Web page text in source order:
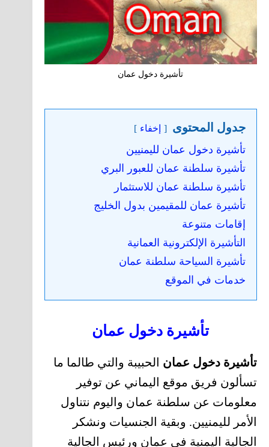
تأشيرة دخول عمان
جدول المحتوى إخفاء
تأشيرة دخول عمان لليمنيين
تأشيرة سلطنة عمان للعبور البري
تأشيرة سلطنة عمان للاستثمار
تأشيرة عمان للمقيمين بدول الخليج
إقامات متنوعة
التأشيرة الإلكترونية العمانية
تأشيرة السياحة سلطنة عمان
خدمات في الموقع
تأشيرة دخول عمان
تأشيرة دخول عمان الحبيبة والتي طالما ما
تسألون فريق موقع اليماني عن توفير
معلومات عن سلطنة عمان واليوم نتناول
الأمر لليمنيين. وبقية الجنسيات ونشكر
الجالية اليمنية في عمان ورئيس الجالية